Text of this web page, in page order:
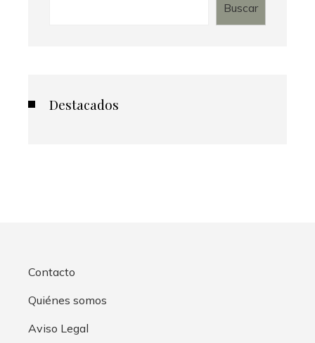
Buscar
Destacados
Contacto
Quiénes somos
Aviso Legal